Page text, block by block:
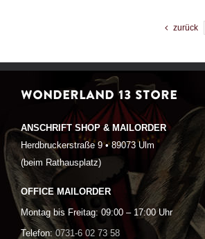
zurück
WONDERLAND 13 STORE
ANSCHRIFT SHOP & MAILORDER
Herdbruckerstraße 9 • 89073 Ulm
(beim Rathausplatz)
OFFICE MAILORDER
Montag bis Freitag: 09:00 – 17:00 Uhr
Telefon: 0731-6 02 73 58